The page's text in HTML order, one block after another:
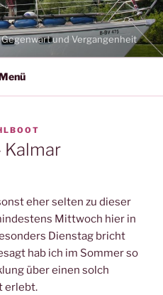
und Vergangenheit
Kalmar
eher selten zu dieser
Mittwoch hier in
Dienstag bricht
hab ich im Sommer so
über einen solch
erlebt.